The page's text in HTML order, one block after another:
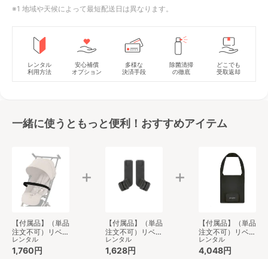
※1 地域や天候によって最短配送日は異なります。
レンタル
利用方法
安心補償
オプション
多様な
決済手段
除菌清掃
の徹底
どこでも
受取返却
一緒に使うともっと便利！おすすめアイテム
【付属品】（単品
注文不可）リベ
ル・オルフェオ用
バンパーバー ベ
レンタル
1,760円
【付属品】（単品
注文不可）リベル
専用 カーシート
アダプター2 サイ
レンタル
1,628円
【付属品】（単品
注文不可）リベル
専用トラベルバッ
グ ベビーカー小
レンタル
4,048円